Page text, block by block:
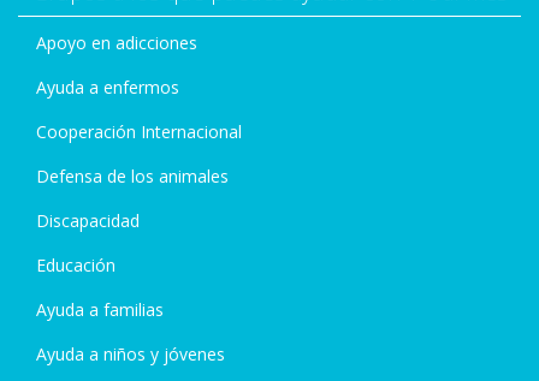
Apoyo en adicciones
Ayuda a enfermos
Cooperación Internacional
Defensa de los animales
Discapacidad
Educación
Ayuda a familias
Ayuda a niños y jóvenes